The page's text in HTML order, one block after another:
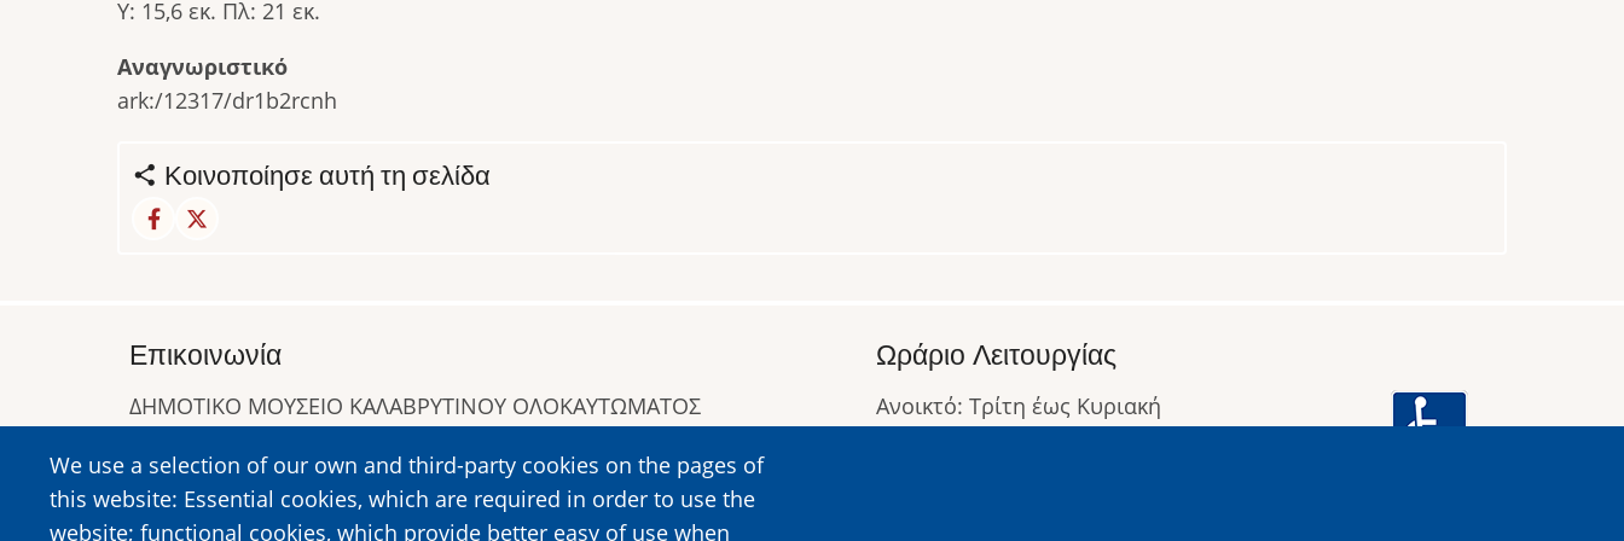
Υ: 15,6 εκ. Πλ: 21 εκ.
Αναγνωριστικό
ark:/12317/dr1b2rcnh
Κοινοποίησε αυτή τη σελίδα
We use a selection of our own and third-party cookies on the pages of
this website: Essential cookies, which are required in order to use the
website; functional cookies, which provide better easy of use when
Επικοινωνία
ΔΗΜΟΤΙΚΟ ΜΟΥΣΕΙΟ ΚΑΛΑΒΡΥΤΙΝΟΥ ΟΛΟΚΑΥΤΩΜΑΤΟΣ
Τηλ:2692023646, 2692360220
https://www.dmko.gr || info@dmko.gr
Ωράριο Λειτουργίας
Ανοικτό: Τρίτη έως Κυριακή